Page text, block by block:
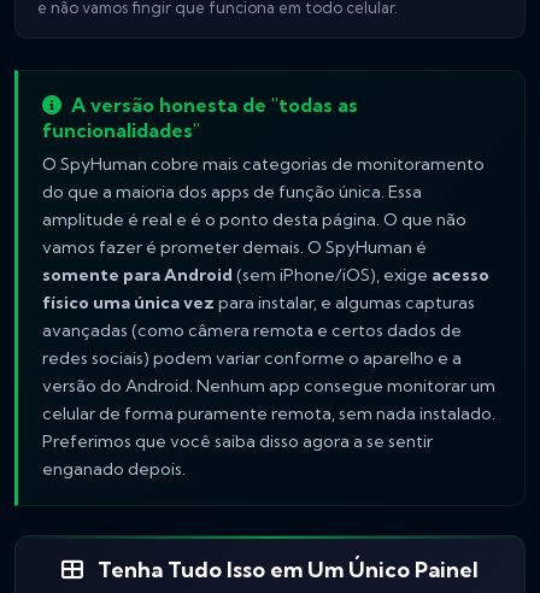
e não vamos fingir que funciona em todo celular.
A versão honesta de "todas as
funcionalidades"
O SpyHuman cobre mais categorias de monitoramento
do que a maioria dos apps de função única. Essa
amplitude é real e é o ponto desta página. O que não
vamos fazer é prometer demais. O SpyHuman é
somente para Android (sem iPhone/iOS), exige acesso
físico uma única vez para instalar, e algumas capturas
avançadas (como câmera remota e certos dados de
redes sociais) podem variar conforme o aparelho e a
versão do Android. Nenhum app consegue monitorar um
celular de forma puramente remota, sem nada instalado.
Preferimos que você saiba disso agora a se sentir
enganado depois.
Tenha Tudo Isso em Um Único Painel